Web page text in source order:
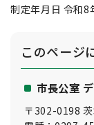
制定年月日 令和8
このページ
市長公室
〒302-0198